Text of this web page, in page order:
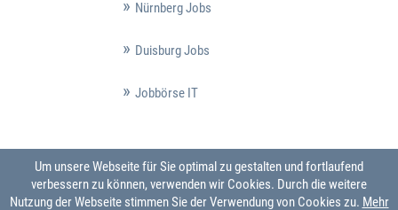
Nürnberg Jobs
Duisburg Jobs
Jobbörse IT
Um unsere Webseite für Sie optimal zu gestalten und fortlaufend
verbessern zu können, verwenden wir Cookies. Durch die weitere
Nutzung der Webseite stimmen Sie der Verwendung von Cookies zu. Mehr